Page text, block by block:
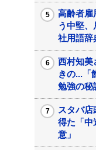
高齢者雇
う中堅
社用語辞
西村知美
きの...「
勉強の秘
スタバ
得た「中
意」